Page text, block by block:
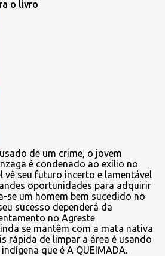
o livro
de um crime, o jovem
é condenado ao exílio no
vê seu futuro incerto e lamentável
oportunidades para adquirir
se um homem bem sucedido no
sucesso dependerá da
no Agreste
se mantêm com a mata nativa
rápida de limpar a área é usando
que é A QUEIMADA.